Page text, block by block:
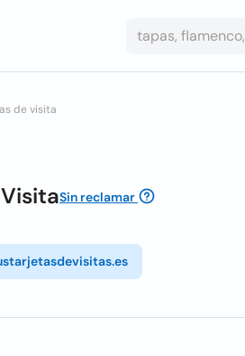
de visita
Sin reclamar